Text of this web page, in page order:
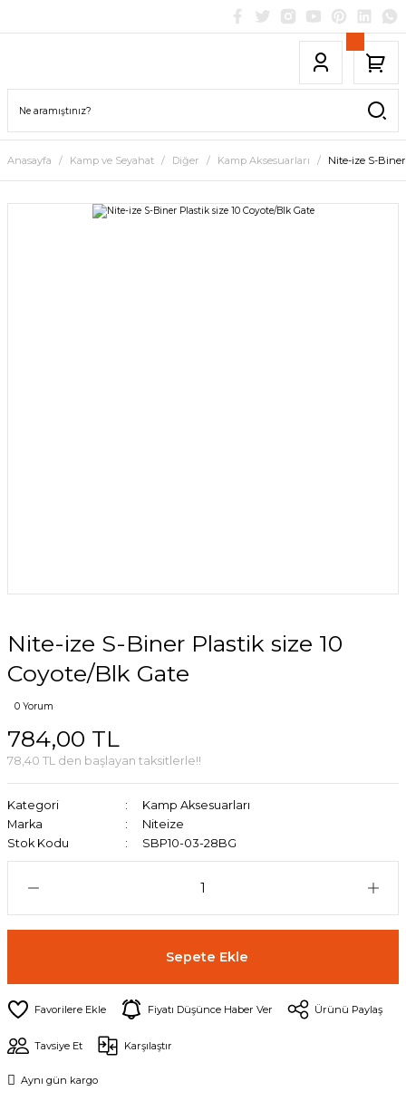
Anasayfa Kamp ve Seyahat Diğer Kamp Aksesuarları Nite-ize S-
Nite-ize S-Biner Plastik size 10
Coyote/Blk Gate
0 Yorum
784,00 TL
78,40 TL den başlayan taksitlerle!!
Kategori
Kamp Aksesuarları
Marka
Niteize
Stok Kodu
SBP10-03-28BG
Sepete Ekle
Fiyatı Düşünce Haber Ver Ürünü Paylaş
Tavsiye Et Karşılaştır
Aynı gün kargo